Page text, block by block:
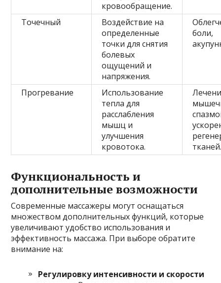
кровообращение.
Точечный
Воздействие на
определенные
точки для снятия
болевых
ощущений и
напряжения.
боли,
Прогревание
Использование
тепла для
расслабления
мышц и
улучшения
кровотока.
Функциональность и
дополнительные возможности
Современные массажеры могут оснащаться
множеством дополнительных функций, которые
увеличивают удобство использования и
эффективность массажа. При выборе обратите
внимание на:
Регулировку интенсивности и скорости